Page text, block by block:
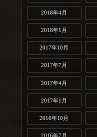
2018年4月
2018年1月
2017年10月
2017年7月
2017年4月
2017年1月
2016年10月
2016年7月